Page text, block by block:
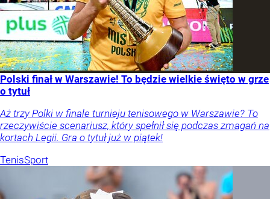
Polski finał w Warszawie! To będzie wielkie święto w grze
o tytuł
Aż trzy Polki w finale turnieju tenisowego w Warszawie? To
rzeczywiście scenariusz, który spełnił się podczas zmagań na
kortach Legii. Gra o tytuł już w piątek!
TenisSport